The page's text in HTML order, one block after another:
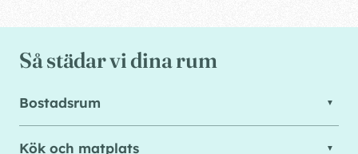
Så städar vi dina rum
Bostadsrum
Kök och matplats